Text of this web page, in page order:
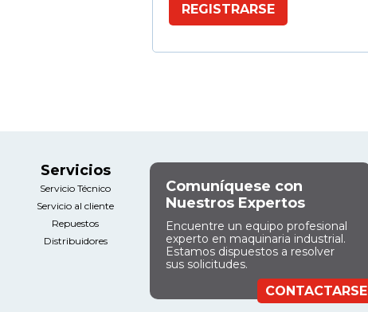
REGISTRARSE
Servicios
Servicio Técnico
Servicio al cliente
Repuestos
Distribuidores
Comuníquese con
Nuestros Expertos
Encuentre un equipo profesional
experto en maquinaria industrial.
Estamos dispuestos a resolver
sus solicitudes.
CONTACTARSE